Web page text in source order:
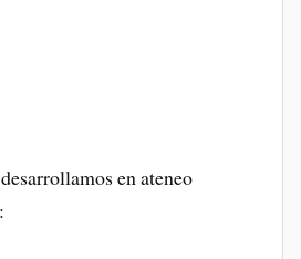
en ateneo